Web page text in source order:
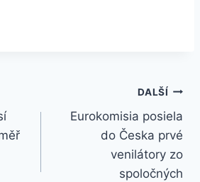
DALŠÍ
Eurokomisia posiela
do Česka prvé
venilátory zo
spoločných